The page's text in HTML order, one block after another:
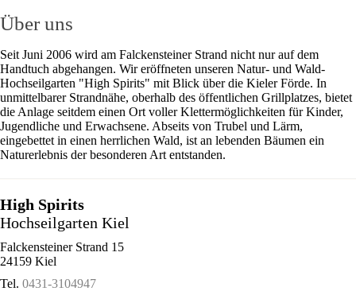
Über uns
Seit Juni 2006 wird am Falckensteiner Strand nicht nur auf dem
Handtuch abgehangen. Wir eröffneten unseren Natur- und Wald-
Hochseilgarten "High Spirits" mit Blick über die Kieler Förde. In
unmittelbarer Strandnähe, oberhalb des öffentlichen Grillplatzes, bietet
die Anlage seitdem einen Ort voller Klettermöglichkeiten für Kinder,
Jugendliche und Erwachsene. Abseits von Trubel und Lärm,
eingebettet in einen herrlichen Wald, ist an lebenden Bäumen ein
Naturerlebnis der besonderen Art entstanden.
High Spirits
Hochseilgarten Kiel
Falckensteiner Strand 15
24159 Kiel
Tel. 0431-3104947